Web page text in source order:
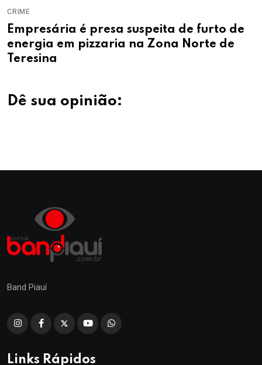
CRIME
Empresária é presa suspeita de furto de
energia em pizzaria na Zona Norte de
Teresina
Dê sua opinião:
Band Piauí
Links Rápidos